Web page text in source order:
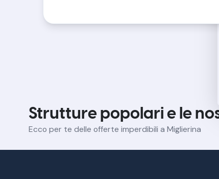
Strutture popolari e le
Ecco per te delle offerte imperdibili a Miglierina